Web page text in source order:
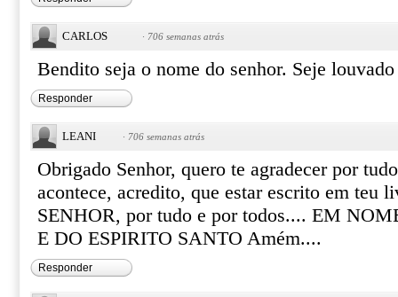
CARLOS · 706 semanas atrás
Bendito seja o nome do senhor. Seje
Responder
LEANI · 706 semanas atrás
Obrigado Senhor, quero te agradecer por
acontece, acredito, que estar escrito em teu
SENHOR, por tudo e por todos.... EM
E DO ESPIRITO SANTO Amém....
Responder